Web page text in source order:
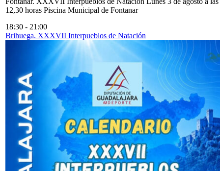
12,30 horas Piscina Municipal de Fontanar
18:30 - 21:00
Brihuega. XXXVII Interpueblos de Natación